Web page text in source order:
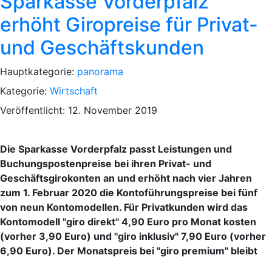
erhöht Giropreise für Privat-
und Geschäftskunden
Hauptkategorie: panorama
Kategorie: Wirtschaft
Veröffentlicht: 12. November 2019
Die Sparkasse Vorderpfalz passt Leistungen und
Buchungspostenpreise bei ihren Privat- und
Geschäftsgirokonten an und erhöht nach vier Jahren
zum 1. Februar 2020 die Kontoführungspreise bei fünf
von neun Kontomodellen. Für Privatkunden wird das
Kontomodell "giro direkt" 4,90 Euro pro Monat kosten
(vorher 3,90 Euro) und "giro inklusiv" 7,90 Euro (vorher
6,90 Euro). Der Monatspreis bei "giro premium" bleibt